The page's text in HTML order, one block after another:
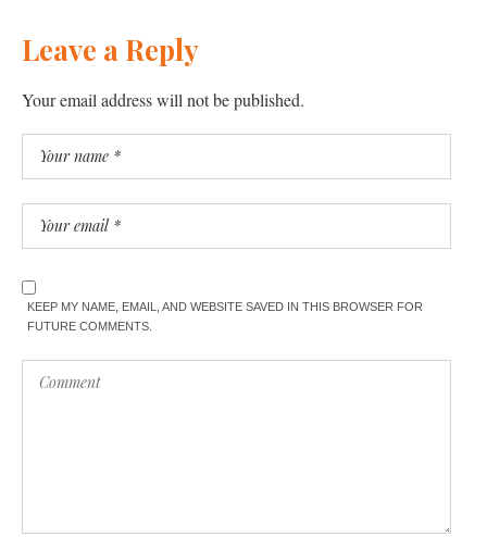
Leave a Reply
Your email address will not be published.
KEEP MY NAME, EMAIL, AND WEBSITE SAVED IN THIS BROWSER FOR
FUTURE COMMENTS.